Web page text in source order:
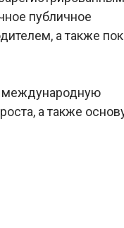
публичное
а также
международную
а также